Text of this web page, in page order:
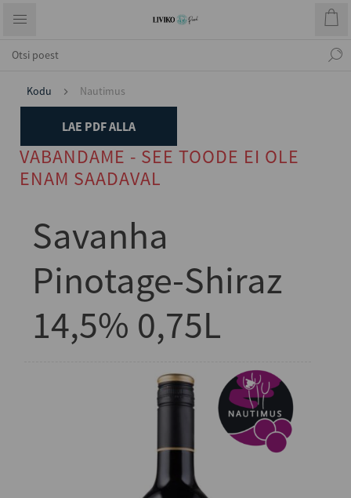
Kodu Nautimus
LAE PDF ALLA
VABANDAME - SEE TOODE EI OLE
ENAM SAADAVAL
Savanha
Pinotage-Shiraz
14,5% 0,75L